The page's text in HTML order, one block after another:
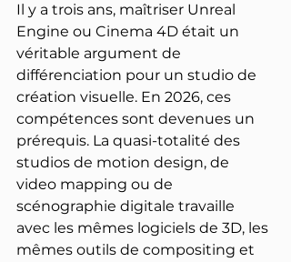
Il y a trois ans, maîtriser Unreal
Engine ou Cinema 4D était un
véritable argument de
différenciation pour un studio de
création visuelle. En 2026, ces
compétences sont devenues un
prérequis. La quasi-totalité des
studios de motion design, de
video mapping ou de
scénographie digitale travaille
avec les mêmes logiciels de 3D, les
mêmes outils de compositing et